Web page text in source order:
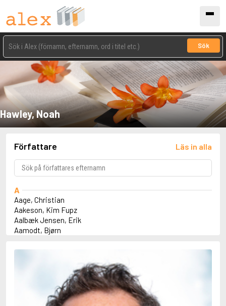
Sök
Hawley, Noah
Författare Läs in alla
A
Aage, Christian
Aakeson, Kim Fupz
Aalbæk Jensen, Erik
Aamodt, Bjørn
Abbey, Kieran
Abdel-Fattah, Randa
Abdolah, Kader